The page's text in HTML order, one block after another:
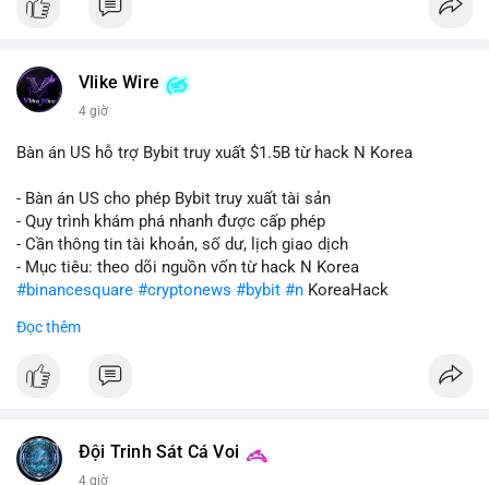
Vlike Wire
4 giờ
Bàn án US hỗ trợ Bybit truy xuất $1.5B từ hack N Korea
- Bàn án US cho phép Bybit truy xuất tài sản
- Quy trình khám phá nhanh được cấp phép
- Cần thông tin tài khoản, số dư, lịch giao dịch
- Mục tiêu: theo dõi nguồn vốn từ hack N Korea
#binancesquare #cryptonews #bybit #n KoreaHack
$btc $eth
#vlikevn #titanbot
Đọc thêm
Đội Trinh Sát Cá Voi
4 giờ